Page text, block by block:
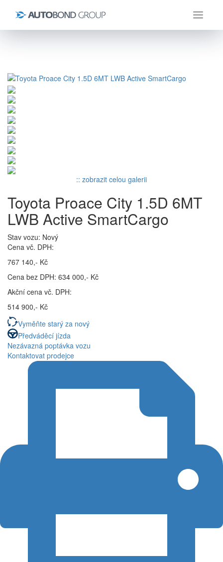
Úvod Toyota
ProAce City
Toyota Proace City 1.5D 6MT LWB Active SmartCargo
:: zobrazit celou galerii
Toyota Proace City 1.5D 6MT
LWB Active SmartCargo
Stav vozu: Nový
Cena vč. DPH:
767 140,- Kč
Cena bez DPH: 634 000,- Kč
Akční cena vč. DPH:
514 900,- Kč
Vyměňte starý za nový
Předváděcí jízda
Nezávazná poptávka vozu
Kontaktovat prodejce